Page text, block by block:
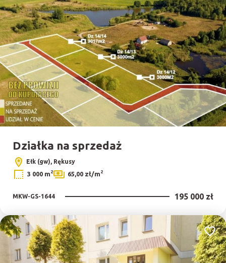
Działka na sprzedaż
Ełk (gw), Rękusy
3 000 m2 65,00 zł/m2
MKW-GS-1644 195 000 zł